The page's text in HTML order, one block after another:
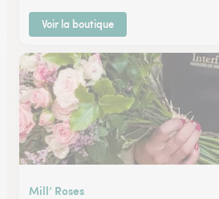
Voir la boutique
Mill’ Roses